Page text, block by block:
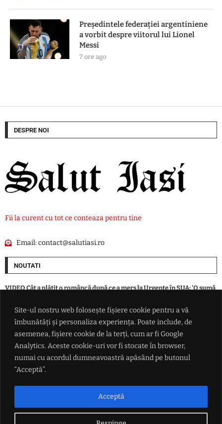
Site-ul nostru web folosește fișiere cookie pentru a vă
îmbunătăți și personaliza experiența. Poate include, de
asemenea, fișiere cookie de la terți, cum ar fi Google
Analytics. Aceste cookie-uri vor fi stocate în browser,
numai cu acordul dumneavoastră apăsând pe butonul
“Acceptă”.
Acceptă
Președintele federației argentiniene
a vorbit despre viitorul lui Lionel
Messi
7 ore ago
DESPRE NOI
Fii la curent cu tot ce conteaza pentru tine
Email:contact@salutiasi.ro
NOUTATI
VIDEO Cât a plătit o româncă după ce a mers la Urgențe în SUA: 'O sumă
Rradar de securitate instalat la aeroportul din Leipzig, după incidentul
cu drona încărcată cu explozibil
SUA alocă 3 miliarde de dolari pentru minerale critice. Finanțare
pentru o mină de scandiu din Australia
Ucraina lovește două rafinării din Rusia într-un atac cu aproape 400 de